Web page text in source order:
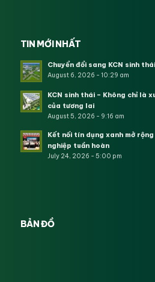
TIN MỚI NHẤT
Chuyển đổi sang KCN sinh
August 6, 2026 - 10:29 am
KCN sinh thái – Không chỉ là
của tương lai
August 5, 2026 - 9:16 am
Kết nối tín dụng xanh mở
nghiệp tuần hoàn
July 24, 2026 - 5:00 pm
BẢN ĐỒ